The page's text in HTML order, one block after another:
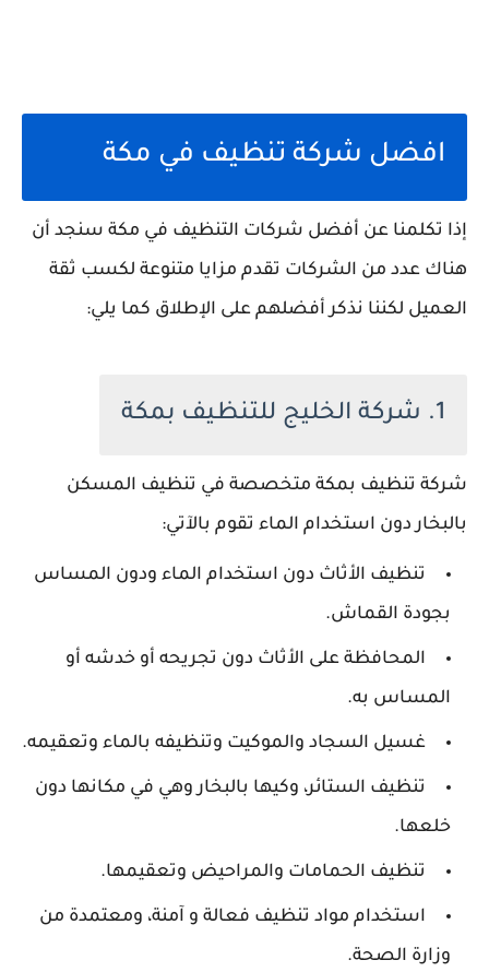
افضل شركة تنظيف في مكة
إذا تكلمنا عن أفضل شركات التنظيف في مكة سنجد أن
هناك عدد من الشركات تقدم مزايا متنوعة لكسب ثقة
العميل لكننا نذكر أفضلهم على الإطلاق كما يلي:
1. شركة الخليج للتنظيف بمكة
شركة تنظيف بمكة متخصصة في تنظيف المسكن
بالبخار دون استخدام الماء تقوم بالآتي:
تنظيف الأثاث دون استخدام الماء ودون المساس
بجودة القماش.
المحافظة على الأثاث دون تجريحه أو خدشه أو
المساس به.
غسيل السجاد والموكيت وتنظيفه بالماء وتعقيمه.
تنظيف الستائر، وكيها بالبخار وهي في مكانها دون
خلعها.
تنظيف الحمامات والمراحيض وتعقيمها.
استخدام مواد تنظيف فعالة و آمنة، ومعتمدة من
وزارة الصحة.